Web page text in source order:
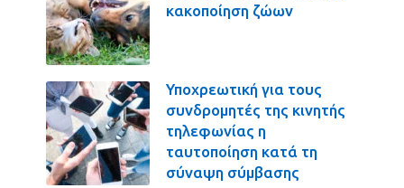
κακοποίηση ζώων
Υποχρεωτική για τους
συνδρομητές της κινητής
τηλεφωνίας η
ταυτοποίηση κατά τη
σύναψη σύμβασης